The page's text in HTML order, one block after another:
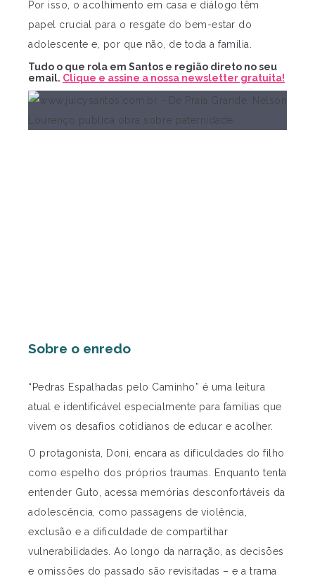
Por isso, o acolhimento em casa e diálogo têm
papel crucial para o resgate do bem-estar do
adolescente e, por que não, de toda a família.
Tudo o que rola em Santos e região direto no seu
email. Clique e assine a nossa newsletter gratuita!
Sobre o enredo
“Pedras Espalhadas pelo Caminho” é uma leitura
atual e identificável especialmente para famílias que
vivem os desafios cotidianos de educar e acolher.
O protagonista, Doni, encara as dificuldades do filho
como espelho dos próprios traumas. Enquanto tenta
entender Guto, acessa memórias desconfortáveis da
adolescência, como passagens de violência,
exclusão e a dificuldade de compartilhar
vulnerabilidades. Ao longo da narração, as decisões
e omissões do passado são revisitadas – e a trama